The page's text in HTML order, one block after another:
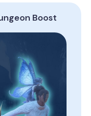
Boost